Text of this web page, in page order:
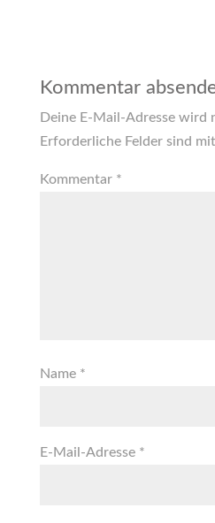
Kommentar
Deine E-Mail-Adresse
Erforderliche Felder sind mit
Kommentar *
Name *
E-Mail-Adresse *